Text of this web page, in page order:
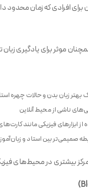
برای افرادی که زمان
موثر برای یادگیری
بهتر زبان بدن و حالات چهره
ناشی از محیط آنلاین
از ابزارهای فیزیکی مانند
صمیمی‌تر بین استاد و زبان‌آموز
بیشتری در محیط‌های